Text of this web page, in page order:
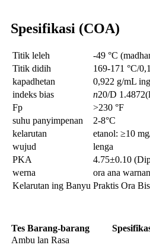
Spesifikasi (COA)
Titik leleh
-49 °C
Titik didih
169-171 °C/
kapadhetan
0,922 g/mL
indeks bias
n20/D
Fp
>230 °F
suhu panyimpenan
2-8°C
kelarutan
etanol: ≥10
wujud
lenga
PKA
4.75±0.10
werna
ora ana
Kelarutan ing Banyu Praktis Ora
Tes Barang-barang
Ambu lan Rasa